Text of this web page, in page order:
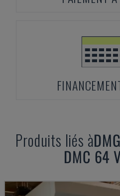
Produits liés à
DMC 64